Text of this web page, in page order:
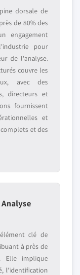
dorsale de
de 80% des
engagement
pour
de l'analyse.
couvre les
avec des
directeurs et
fournissent
et
et des
clé de
à près de
Elle implique
l'identification